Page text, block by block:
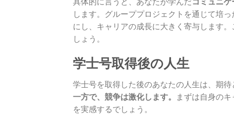
します。グループプロジェクトを通じて培
にし、キャリアの成長に大きく寄与します
しょう。
学士号取得後の人生
学士号を取得した後のあなたの人生は、期待
一方で、競争は激化します。
まずは自身の
を実感するでしょう。